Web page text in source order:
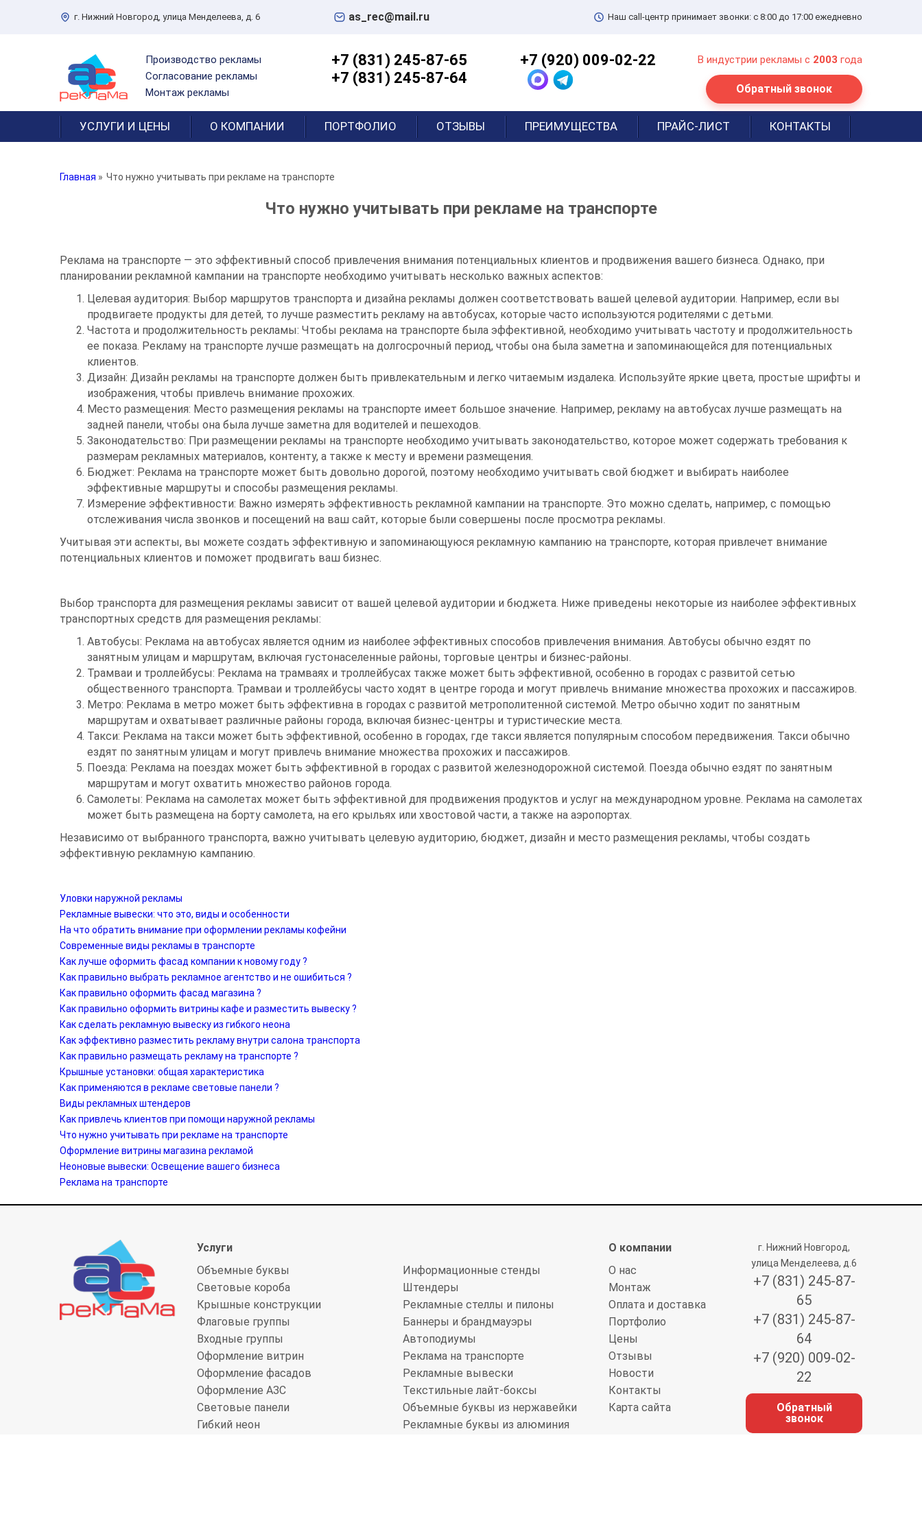
г. Нижний Новгород, улица Менделеева, д. 6 as_rec@mail.ru Наш call-центр принимает звонки: с 8:00 до 17:00 ежедневно
Производство рекламы
Согласование рекламы
Монтаж рекламы
+7 (831) 245-87-65
+7 (831) 245-87-64
+7 (920) 009-02-22 В индустрии рекламы с 2003 года
Обратный звонок
УСЛУГИ И ЦЕНЫ О КОМПАНИИ ПОРТФОЛИО ОТЗЫВЫ ПРЕИМУЩЕСТВА ПРАЙС-ЛИСТ КОНТАКТЫ
Главная » Что нужно учитывать при рекламе на транспорте
Что нужно учитывать при рекламе на транспорте
Реклама на транспорте — это эффективный способ привлечения внимания потенциальных клиентов и продвижения вашего бизнеса. Однако, при
планировании рекламной кампании на транспорте необходимо учитывать несколько важных аспектов:
Целевая аудитория: Выбор маршрутов транспорта и дизайна рекламы должен соответствовать вашей целевой аудитории. Например, если вы
продвигаете продукты для детей, то лучше разместить рекламу на автобусах, которые часто используются родителями с детьми.
Частота и продолжительность рекламы: Чтобы реклама на транспорте была эффективной, необходимо учитывать частоту и продолжительность
ее показа. Рекламу на транспорте лучше размещать на долгосрочный период, чтобы она была заметна и запоминающейся для потенциальных
клиентов.
Дизайн: Дизайн рекламы на транспорте должен быть привлекательным и легко читаемым издалека. Используйте яркие цвета, простые шрифты и
изображения, чтобы привлечь внимание прохожих.
Место размещения: Место размещения рекламы на транспорте имеет большое значение. Например, рекламу на автобусах лучше размещать на
задней панели, чтобы она была лучше заметна для водителей и пешеходов.
Законодательство: При размещении рекламы на транспорте необходимо учитывать законодательство, которое может содержать требования к
размерам рекламных материалов, контенту, а также к месту и времени размещения.
Бюджет: Реклама на транспорте может быть довольно дорогой, поэтому необходимо учитывать свой бюджет и выбирать наиболее
эффективные маршруты и способы размещения рекламы.
Измерение эффективности: Важно измерять эффективность рекламной кампании на транспорте. Это можно сделать, например, с помощью
отслеживания числа звонков и посещений на ваш сайт, которые были совершены после просмотра рекламы.
Учитывая эти аспекты, вы можете создать эффективную и запоминающуюся рекламную кампанию на транспорте, которая привлечет внимание
потенциальных клиентов и поможет продвигать ваш бизнес.
Выбор транспорта для размещения рекламы зависит от вашей целевой аудитории и бюджета. Ниже приведены некоторые из наиболее эффективных
транспортных средств для размещения рекламы:
Автобусы: Реклама на автобусах является одним из наиболее эффективных способов привлечения внимания. Автобусы обычно ездят по
занятным улицам и маршрутам, включая густонаселенные районы, торговые центры и бизнес-районы.
Трамваи и троллейбусы: Реклама на трамваях и троллейбусах также может быть эффективной, особенно в городах с развитой сетью
общественного транспорта. Трамваи и троллейбусы часто ходят в центре города и могут привлечь внимание множества прохожих и пассажиров.
Метро: Реклама в метро может быть эффективна в городах с развитой метрополитенной системой. Метро обычно ходит по занятным
маршрутам и охватывает различные районы города, включая бизнес-центры и туристические места.
Такси: Реклама на такси может быть эффективной, особенно в городах, где такси является популярным способом передвижения. Такси обычно
ездят по занятным улицам и могут привлечь внимание множества прохожих и пассажиров.
Поезда: Реклама на поездах может быть эффективной в городах с развитой железнодорожной системой. Поезда обычно ездят по занятным
маршрутам и могут охватить множество районов города.
Самолеты: Реклама на самолетах может быть эффективной для продвижения продуктов и услуг на международном уровне. Реклама на самолетах
может быть размещена на борту самолета, на его крыльях или хвостовой части, а также на аэропортах.
Независимо от выбранного транспорта, важно учитывать целевую аудиторию, бюджет, дизайн и место размещения рекламы, чтобы создать
эффективную рекламную кампанию.
Уловки наружной рекламы
Рекламные вывески: что это, виды и особенности
На что обратить внимание при оформлении рекламы кофейни
Современные виды рекламы в транспорте
Как лучше оформить фасад компании к новому году ?
Как правильно выбрать рекламное агентство и не ошибиться ?
Как правильно оформить фасад магазина ?
Как правильно оформить витрины кафе и разместить вывеску ?
Как сделать рекламную вывеску из гибкого неона
Как эффективно разместить рекламу внутри салона транспорта
Как правильно размещать рекламу на транспорте ?
​Крышные установки: общая характеристика
Как применяются в рекламе световые панели ?
Виды рекламных штендеров
Как привлечь клиентов при помощи наружной рекламы
Что нужно учитывать при рекламе на транспорте
Оформление витрины магазина рекламой
Неоновые вывески: Освещение вашего бизнеса
Реклама на транспорте
Услуги
Объемные буквы
Световые короба
Крышные конструкции
Флаговые группы
Входные группы
Оформление витрин
Оформление фасадов
Оформление АЗС
Световые панели
Гибкий неон
Информационные стенды
Штендеры
Рекламные стеллы и пилоны
Баннеры и брандмауэры
Автоподиумы
Реклама на транспорте
Рекламные вывески
Текстильные лайт-боксы
Объемные буквы из нержавейки
Рекламные буквы из алюминия
О компании
О нас
Монтаж
Оплата и доставка
Портфолио
Цены
Отзывы
Новости
Контакты
Карта сайта
г. Нижний Новгород,
улица Менделеева, д.6
+7 (831) 245-87-
65
+7 (831) 245-87-
64
+7 (920) 009-02-
22
Обратный
звонок